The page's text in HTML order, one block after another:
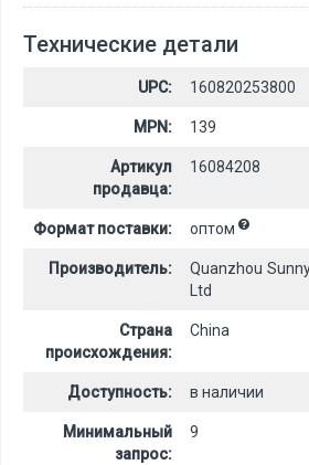
Технические детали
UPC: 160820253800
MPN: 139
Артикул
продавца:
16084208
Формат поставки: оптом
Производитель:
Quanzhou
Ltd
Страна
происхождения:
China
Доступность: в наличии
Минимальный
запрос:
9